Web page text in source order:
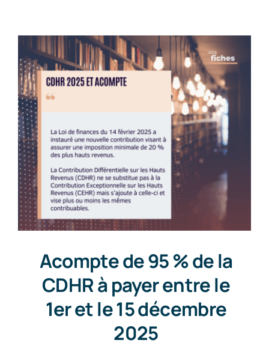
Contact
Acompte de 95 % de la
CDHR à payer entre le
1er et le 15 décembre
2025